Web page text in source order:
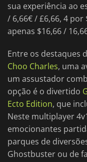
sua experiência ao
/ 6,66€ / £6,66, 4 por
apenas $16,66 /
Entre os destaques
Choo Charles, uma
um assustador
opção é o divertido
Ecto Edition, que
Neste multiplayer
emocionantes
parques de
Ghostbuster ou de